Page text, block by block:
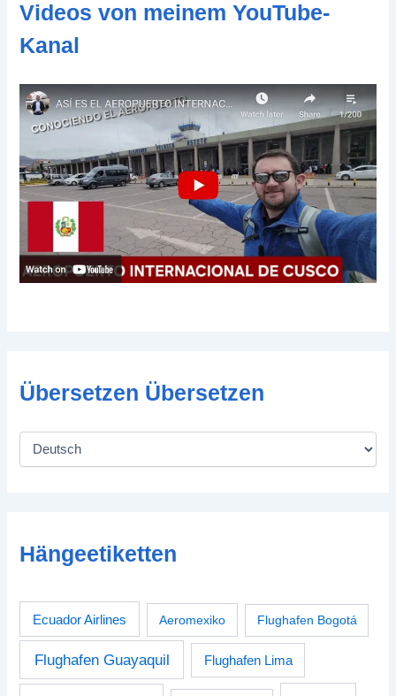
s
e
Videos von meinem YouTube-
Kanal
Übersetzen Übersetzen
Hängeetiketten
Ecuador Airlines Aeromexiko Flughafen Bogotá
Flughafen Guayaquil Flughafen Lima